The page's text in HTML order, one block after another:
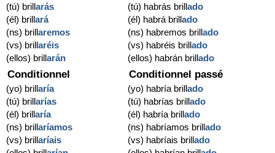
(tú) brillarás
(él) brillará
(ns) brillaremos
(vs) brillaréis
(ellos) brillarán
(tú) habrás brillado
(él) habrá brillado
(ns) habremos brillado
(vs) habréis brillado
(ellos) habrán brillado
Conditionnel
(yo) brillaría
(tú) brillarías
(él) brillaría
(ns) brillaríamos
(vs) brillaríais
Conditionnel passé
(yo) habría brillado
(tú) habrías brillado
(él) habría brillado
(ns) habríamos brillado
(vs) habríais brillado